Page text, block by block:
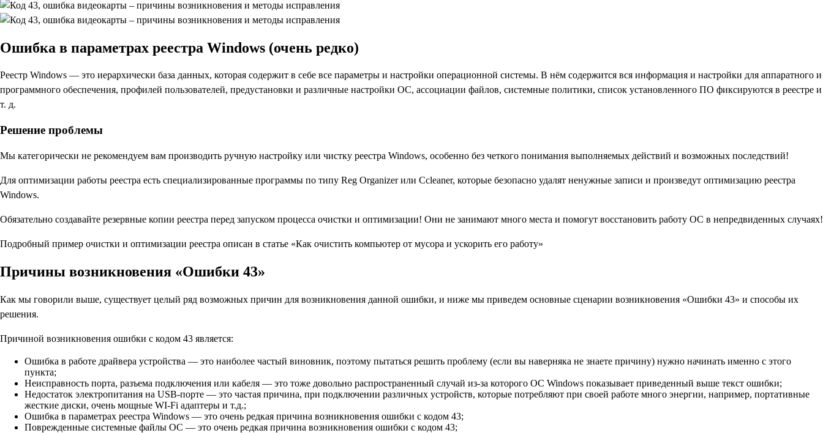
Ошибка в параметрах реестра Windows (очень редко)
Реестр Windows — это иерархически база данных, которая содержит в себе все параметры и настройки операционной системы. В нём содержится вся информация и настройки для аппаратного и
программного обеспечения, профилей пользователей, предустановки и различные настройки ОС, ассоциации файлов, системные политики, список установленного ПО фиксируются в реестре и
т. д.
Решение проблемы
Мы категорически не рекомендуем вам производить ручную настройку или чистку реестра Windows, особенно без четкого понимания выполняемых действий и возможных последствий!
Для оптимизации работы реестра есть специализированные программы по типу Reg Organizer или Ccleaner, которые безопасно удалят ненужные записи и произведут оптимизацию реестра
Windows.
Обязательно создавайте резервные копии реестра перед запуском процесса очистки и оптимизации! Они не занимают много места и помогут восстановить работу ОС в непредвиденных случаях!
Подробный пример очистки и оптимизации реестра описан в статье «Как очистить компьютер от мусора и ускорить его работу»
Причины возникновения «Ошибки 43»
Как мы говорили выше, существует целый ряд возможных причин для возникновения данной ошибки, и ниже мы приведем основные сценарии возникновения «Ошибки 43» и способы их
решения.
Причиной возникновения ошибки с кодом 43 является:
Ошибка в работе драйвера устройства — это наиболее частый виновник, поэтому пытаться решить проблему (если вы наверняка не знаете причину) нужно начинать именно с этого
пункта;
Неисправность порта, разъема подключения или кабеля — это тоже довольно распространенный случай из-за которого ОС Windows показывает приведенный выше текст ошибки;
Недостаток электропитания на USB-порте — это частая причина, при подключении различных устройств, которые потребляют при своей работе много энергии, например, портативные
жесткие диски, очень мощные WI-Fi адаптеры и т.д.;
Ошибка в параметрах реестра Windows — это очень редкая причина возникновения ошибки с кодом 43;
Поврежденные системные файлы ОС — это очень редкая причина возникновения ошибки с кодом 43;